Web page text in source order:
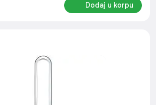
Dodaj u korpu